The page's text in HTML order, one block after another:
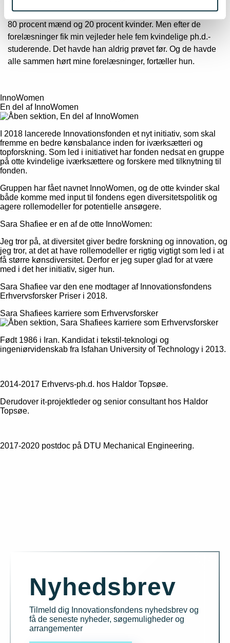
- Under min ph.d. holdt jeg forelæsninger, hvor der vel var
80 procent mænd og 20 procent kvinder. Men efter de
forelæsninger fik min vejleder hele fem kvindelige ph.d.-
studerende. Det havde han aldrig prøvet før. Og de havde
alle sammen hørt mine forelæsninger, fortæller hun.
InnoWomen
En del af InnoWomen
I 2018 lancerede Innovationsfonden et nyt initiativ, som skal
fremme en bedre kønsbalance inden for iværksætteri og
topforskning. Som led i initiativet har fonden nedsat en gruppe
på otte kvindelige iværksættere og forskere med tilknytning til
fonden.
Gruppen har fået navnet InnoWomen, og de otte kvinder skal
både komme med input til fondens egen diversitetspolitik og
agere rollemodeller for potentielle ansøgere.
Sara Shafiee er en af de otte InnoWomen:
Jeg tror på, at diversitet giver bedre forskning og innovation, og
jeg tror, at det at have rollemodeller er rigtig vigtigt som led i at
få større kønsdiversitet. Derfor er jeg super glad for at være
med i det her initiativ, siger hun.
Sara Shafiee var den ene modtager af Innovationsfondens
Erhvervsforsker Priser i 2018.
Sara Shafiees karriere som Erhvervsforsker
Født 1986 i Iran. Kandidat i tekstil-teknologi og
ingeniørvidenskab fra Isfahan University of Technology i 2013.
2014-2017 Erhvervs-ph.d. hos Haldor Topsøe.
Derudover it-projektleder og senior consultant hos Haldor
Topsøe.
2017-2020 postdoc på DTU Mechanical Engineering.
Nyhedsbrev
Tilmeld dig Innovationsfondens nyhedsbrev og
få de seneste nyheder, søgemuligheder og
arrangementer